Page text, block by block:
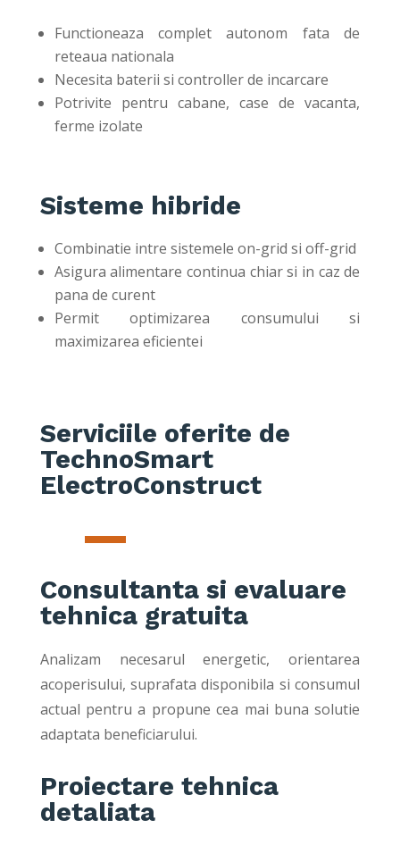
Functioneaza complet autonom fata de
reteaua nationala
Necesita baterii si controller de incarcare
Potrivite pentru cabane, case de vacanta,
ferme izolate
Sisteme hibride
Combinatie intre sistemele on-grid si off-grid
Asigura alimentare continua chiar si in caz de
pana de curent
Permit optimizarea consumului si
maximizarea eficientei
Serviciile oferite de
TechnoSmart
ElectroConstruct
Consultanta si evaluare
tehnica gratuita
Analizam necesarul energetic, orientarea
acoperisului, suprafata disponibila si consumul
actual pentru a propune cea mai buna solutie
adaptata beneficiarului.
Proiectare tehnica
detaliata